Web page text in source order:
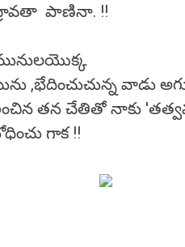
పాణినా. !!
,భేదించుచున్న వాడు
తన చేతితో నాకు
గాక !!